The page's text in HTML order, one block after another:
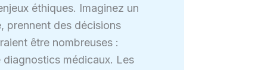
éthiques. Imaginez un
prennent des décisions
être nombreuses :
médicaux. Les